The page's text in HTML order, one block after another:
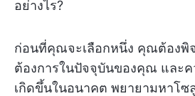
อย่างไร?
ก่อนที่คุณจะเลือกหนึ่ง คุณต้องพิ
ต้องการในปัจจุบันของคุณ และค
เกิดขึ้นในอนาคต พยายามหาโ